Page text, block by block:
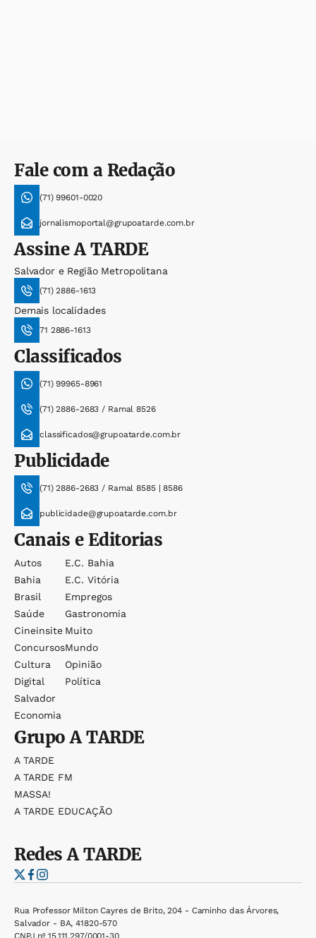
Fale com a Redação
(71) 99601-0020
jornalismoportal@grupoatarde.com.br
AssineA TARDE
Salvador e Região Metropolitana
(71) 2886-1613
Demais localidades
71 2886-1613
Classificados
(71) 99965-8961
(71) 2886-2683 / Ramal 8526
classificados@grupoatarde.com.br
Publicidade
(71) 2886-2683 / Ramal 8585 | 8586
publicidade@grupoatarde.com.br
Canais e Editorias
Autos
Bahia
Brasil
Saúde
Cineinsite
Concursos
Cultura
Digital
Salvador
Economia
E.c. Bahia
E.c. Vitória
Empregos
Gastronomia
Muito
Mundo
Opinião
Política
GrupoA TARDE
A TARDE
A TARDE FM
MASSA!
A TARDE EDUCAÇÃO
RedesA TARDE
Rua Professor Milton Cayres de Brito, 204 - Caminho das Árvores,
Salvador - BA, 41820-570
CNPJ nº 15.111.297/0001-30